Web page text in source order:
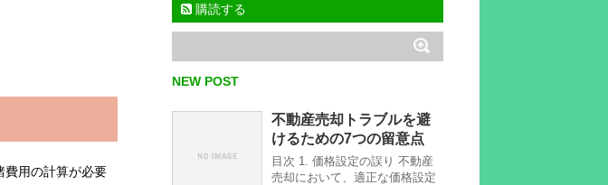
費用の計算が必要
購読する
NEW POST
不動産売却トラブルを避
けるための7つの留意点
目次 1. 価格設定の誤り 不動産
売却において、適正な価格設定